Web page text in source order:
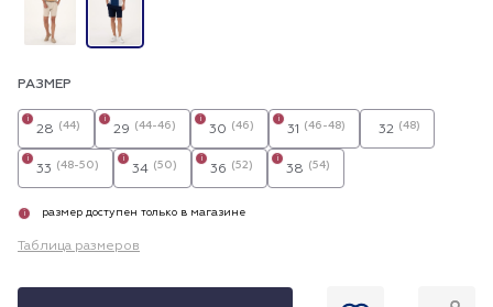
РАЗМЕР
28 (44)
i
29 (44-46)
i
30 (46)
i
31 (46-48)
i
32 (48)
33 (48-50)
i
34 (50)
i
36 (52)
i
38 (54)
i
i размер доступен только в магазине
Таблица размеров